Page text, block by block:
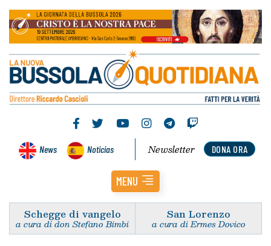
News Noticias DONA ORA
Newsletter
MENU
Schegge di vangelo
a cura di don Stefano Bimbi
San Lorenzo
a cura di Ermes Dovico